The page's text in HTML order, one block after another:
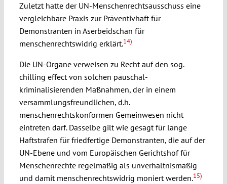
Zuletzt hatte der UN-Menschenrechtsausschuss eine
vergleichbare Praxis zur Präventivhaft für
Demonstranten in Aserbeidschan für
menschenrechtswidrig erklärt.14)
Die UN-Organe verweisen zu Recht auf den sog.
chilling effect von solchen pauschal-
kriminalisierenden Maßnahmen, der in einem
versammlungsfreundlichen, d.h.
menschenrechtskonformen Gemeinwesen nicht
eintreten darf. Dasselbe gilt wie gesagt für lange
Haftstrafen für friedfertige Demonstranten, die auf der
UN-Ebene und vom Europäischen Gerichtshof für
Menschenrechte regelmäßig als unverhältnismäßig
und damit menschenrechtswidrig moniert werden.15)